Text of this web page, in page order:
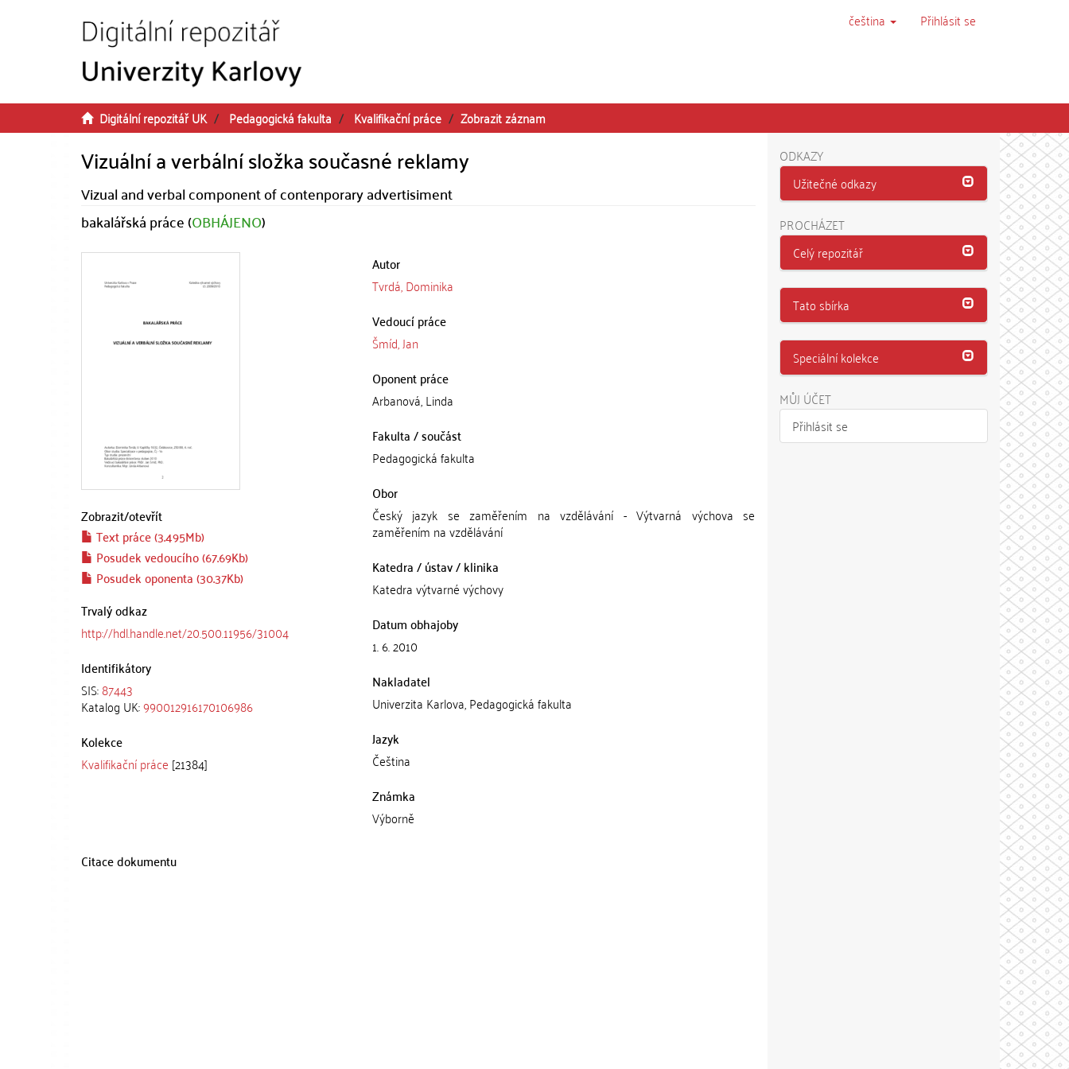
čeština Přihlásit se
Digitální repozitář UK Pedagogická fakulta Kvalifikační práce Zobrazit záznam
Vizuální a verbální složka současné reklamy
Vizual and verbal component of contenporary advertisiment
bakalářská práce (OBHÁJENO)
Zobrazit/otevřít
Text práce (3.495Mb)
Posudek vedoucího (67.69Kb)
Posudek oponenta (30.37Kb)
Trvalý odkaz
http://hdl.handle.net/20.500.11956/31004
Identifikátory
SIS:87443
Katalog UK:990012916170106986
Kolekce
Kvalifikační práce [21384]
Autor
Tvrdá, Dominika
Vedoucí práce
Šmíd, Jan
Oponent práce
Arbanová, Linda
Fakulta / součást
Pedagogická fakulta
Obor
Český jazyk se zaměřením na vzdělávání - Výtvarná výchova se
zaměřením na vzdělávání
Katedra / ústav / klinika
Katedra výtvarné výchovy
Datum obhajoby
1. 6. 2010
Nakladatel
Univerzita Karlova, Pedagogická fakulta
Jazyk
Čeština
Známka
Výborně
Citace dokumentu
ODKAZY
Užitečné odkazy
PROCHÁZET
Celý repozitář
Tato sbírka
Speciální kolekce
MŮJ ÚČET
Přihlásit se